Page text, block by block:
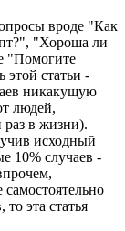
вроде "Как
"Хороша ли
"Помогите
статьи -
никакущую
людей,
в жизни).
исходный
10% случаев -
эта статья